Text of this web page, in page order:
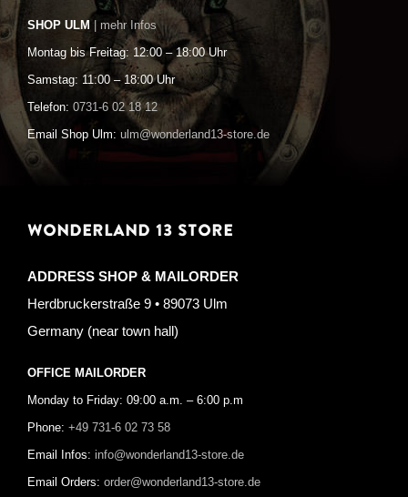
SHOP ULM | mehr Infos
Montag bis Freitag: 12:00 – 18:00 Uhr
Samstag: 11:00 – 18:00 Uhr
Telefon: 0731-6 02 18 12
Email Shop Ulm: ulm@wonderland13-store.de
WONDERLAND 13 STORE
ADDRESS SHOP & MAILORDER
Herdbruckerstraße 9 • 89073 Ulm
Germany (near town hall)
OFFICE MAILORDER
Monday to Friday: 09:00 a.m. – 6:00 p.m
Phone: +49 731-6 02 73 58
Email Infos: info@wonderland13-store.de
Email Orders: order@wonderland13-store.de